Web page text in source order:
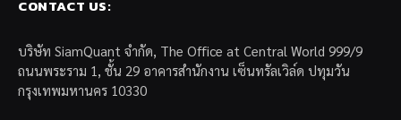
CONTACT US:
บริษัท SiamQuant จำกัด, The Office at Central World 999/9
ถนนพระราม 1, ชั้น 29 อาคารสำนักงาน เซ็นทรัลเวิล์ด ปทุมวัน
กรุงเทพมหานคร 10330